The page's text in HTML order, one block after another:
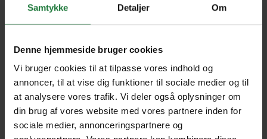
Samtykke Detaljer Om
Denne hjemmeside bruger cookies
Vi bruger cookies til at tilpasse vores indhold og
annoncer, til at vise dig funktioner til sociale medier og til
at analysere vores trafik. Vi deler også oplysninger om
din brug af vores website med vores partnere inden for
sociale medier, annonceringspartnere og
March - April 2023 January - February 2023
November - December
2022
September - October 2022